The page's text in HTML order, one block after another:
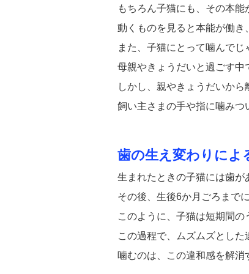
もちろん子猫にも、その本能
動くものを見ると本能が働き
また、子猫にとって噛んでじ
母親やきょうだいと過ごす中
しかし、親やきょうだいか
飼い主さまの手や指に噛みつ
歯の生え変わりによ
生まれたときの子猫には歯が
その後、生後6か月ごろまで
このように、子猫は短期間の
この過程で、ムズムズとした
噛むのは、この違和感を解消